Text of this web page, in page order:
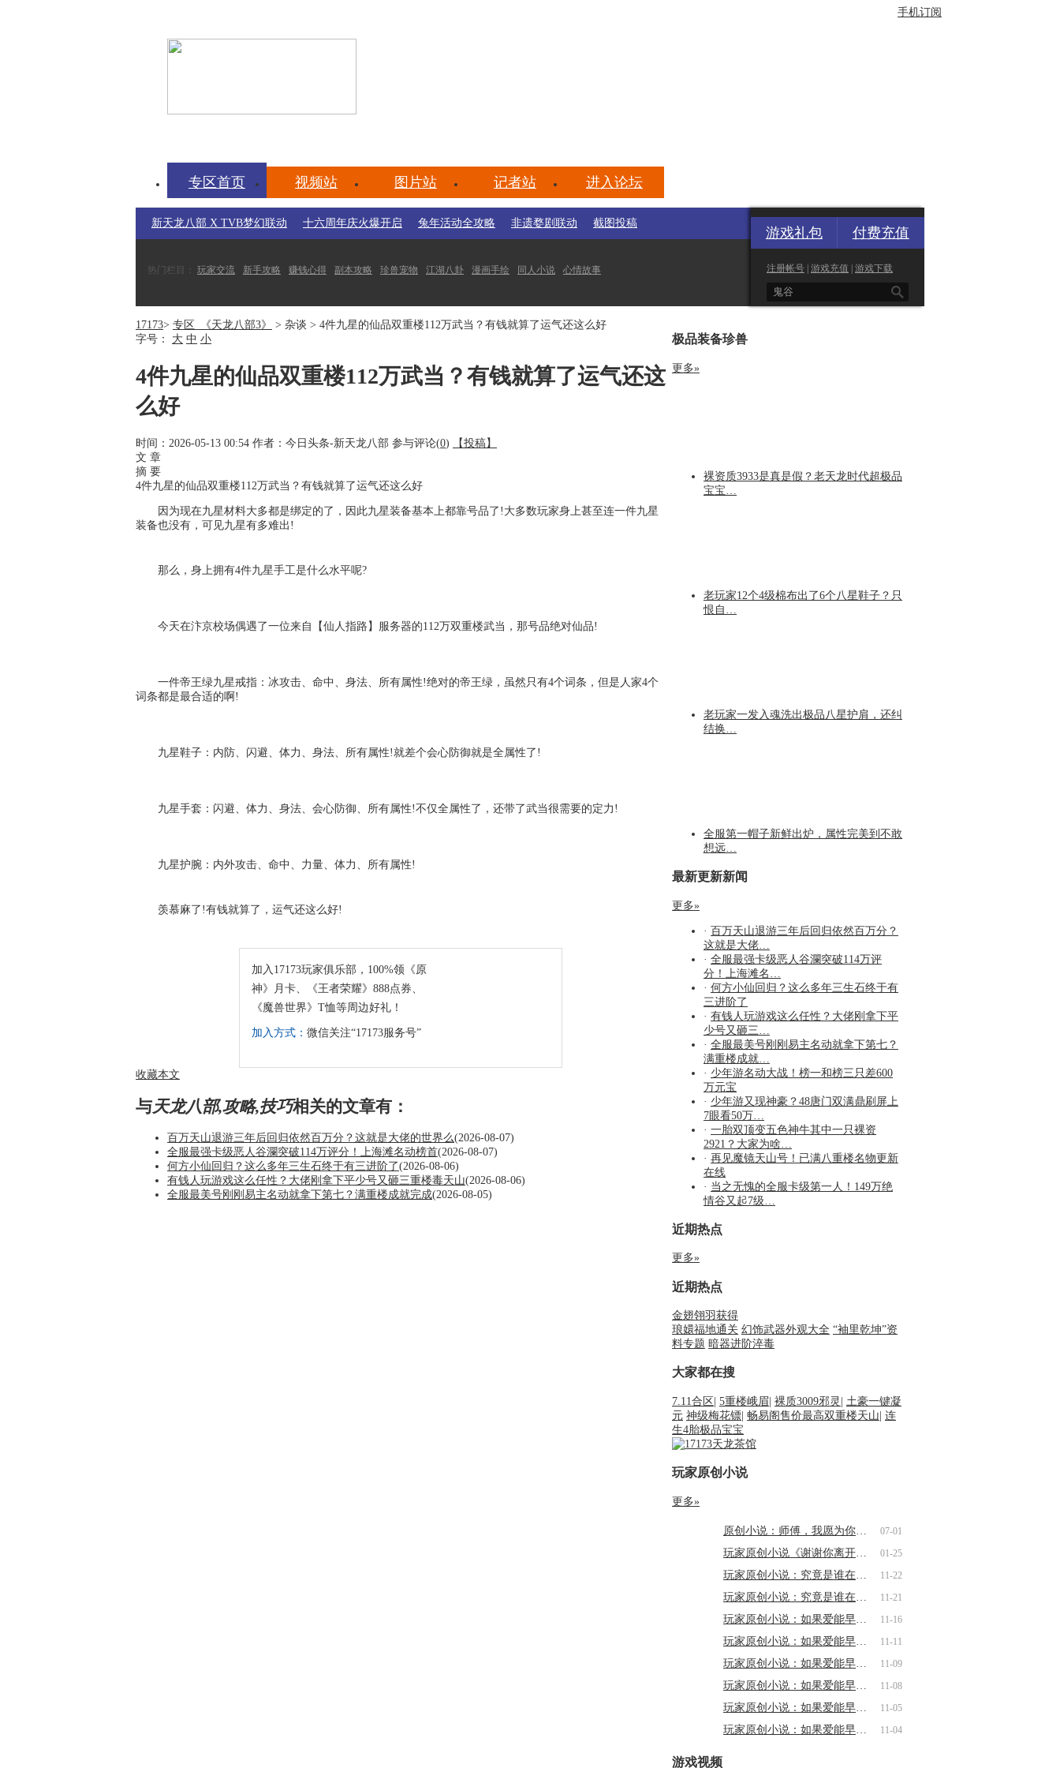
专区首页 视频站 图片站 记者站 进入论坛
新天龙八部 X TVB梦幻联动 十六周年庆火爆开启 兔年活动全攻略 非遗婺剧联动 截图投稿
热门栏目： 玩家交流 新手攻略 赚钱心得 副本攻略 珍兽宠物 江湖八卦 漫画手绘 同人小说 心情故事
游戏礼包 付费充值
注册帐号 游戏充值 游戏下载

17173> 专区_《天龙八部3》
> 杂谈 > 4件九星的仙品双重楼112万武当？有钱就算了运气还这么好
字号： 大 中 小
4件九星的仙品双重楼112万武当？有钱就算了运气还这
么好
时间：2026-05-13 00:54 作者：今日头条-新天龙八部
手机订阅
参与评论(0)
【投稿】
文 章
摘 要
4件九星的仙品双重楼112万武当？有钱就算了运气还这么好
因为现在九星材料大多都是绑定的了，因此九星装备基本上都靠号品了!大多数玩家身上甚至连一件九星
装备也没有，可见九星有多难出!
那么，身上拥有4件九星手工是什么水平呢?
今天在汴京校场偶遇了一位来自【仙人指路】服务器的112万双重楼武当，那号品绝对仙品!
一件帝王绿九星戒指：冰攻击、命中、身法、所有属性!绝对的帝王绿，虽然只有4个词条，但是人家4个
词条都是最合适的啊!
九星鞋子：内防、闪避、体力、身法、所有属性!就差个会心防御就是全属性了!
九星手套：闪避、体力、身法、会心防御、所有属性!不仅全属性了，还带了武当很需要的定力!
九星护腕：内外攻击、命中、力量、体力、所有属性!
羡慕麻了!有钱就算了，运气还这么好!
加入17173玩家俱乐部，100%领《原
神》月卡、《王者荣耀》888点券、
《魔兽世界》T恤等周边好礼！
加入方式：微信关注“17173服务号”
收藏本文
与天龙八部,攻略,技巧相关的文章有：
百万天山退游三年后回归依然百万分？这就是大佬的世界么(2026-08-07)
全服最强卡级恶人谷瀾突破114万评分！上海滩名动榜首(2026-08-07)
何方小仙回归？这么多年三生石终于有三进阶了(2026-08-06)
有钱人玩游戏这么任性？大佬刚拿下平少号又砸三重楼毒天山(2026-08-06)
全服最美号刚刚易主名动就拿下第七？满重楼成就完成(2026-08-05)
极品装备珍兽
更多»
裸资质3933是真是假？老天龙时代超极品
宝宝…
老玩家12个4级棉布出了6个八星鞋子？只
恨自…
老玩家一发入魂洗出极品八星护肩，还纠
结换…
全服第一帽子新鲜出炉，属性完美到不敢
想远…
最新更新新闻
更多»
· 百万天山退游三年后回归依然百万分？
这就是大佬…
· 全服最强卡级恶人谷瀾突破114万评
分！上海滩名…
· 何方小仙回归？这么多年三生石终于有
三进阶了
· 有钱人玩游戏这么任性？大佬刚拿下平
少号又砸三…
· 全服最美号刚刚易主名动就拿下第七？
满重楼成就…
· 少年游名动大战！榜一和榜三只差600
万元宝
· 少年游又现神豪？48唐门双满鼎刷屏上
7眼看50万…
· 一胎双顶变五色神牛其中一只裸资
2921？大家为啥…
· 再见魔镜天山号！已满八重楼名物更新
在线
· 当之无愧的全服卡级第一人！149万绝
情谷又起7级…
近期热点
更多»
近期热点
金翅翎羽获得
琅嬛福地通关 幻饰武器外观大全 “袖里乾坤”资
料专题 暗器进阶淬毒
大家都在搜
7.11合区 5重楼峨眉 裸质3009邪灵
土豪一键凝
元 神级梅花镖 畅易阁售价最高双重楼天山 连
生4胎极品宝宝
玩家原创小说
更多»
07-01
01-25
11-22
11-21
11-16
11-11
11-09
11-08
11-05
11-04
游戏视频